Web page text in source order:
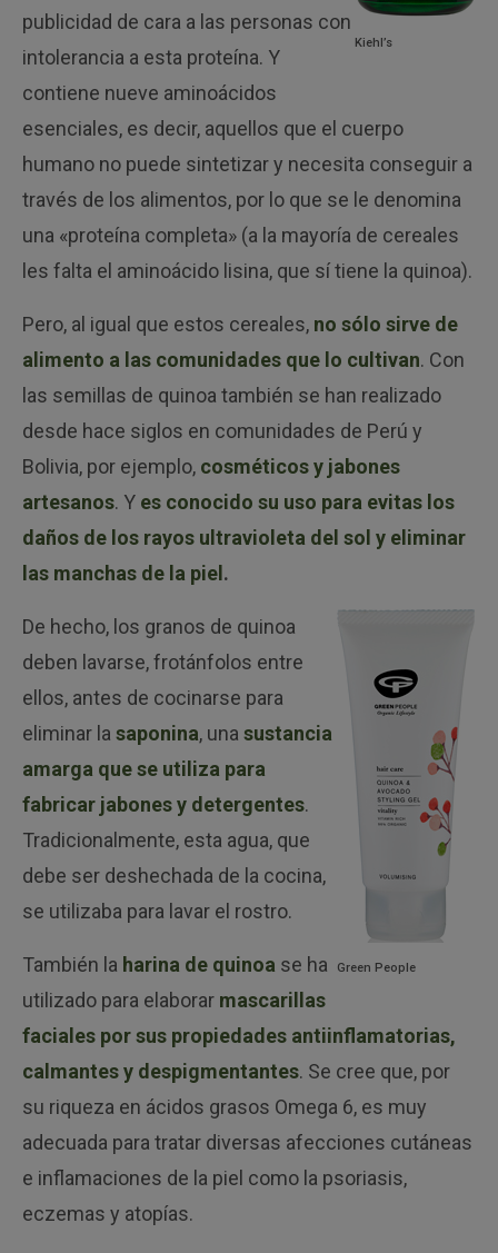
Kiehl’s
publicidad de cara a las personas con
intolerancia a esta proteína. Y
contiene nueve aminoácidos
esenciales, es decir, aquellos que el cuerpo
humano no puede sintetizar y necesita conseguir a
través de los alimentos, por lo que se le denomina
una «proteína completa» (a la mayoría de cereales
les falta el aminoácido lisina, que sí tiene la quinoa).
Pero, al igual que estos cereales, no sólo sirve de
alimento a las comunidades que lo cultivan. Con
las semillas de quinoa también se han realizado
desde hace siglos en comunidades de Perú y
Bolivia, por ejemplo, cosméticos y jabones
artesanos. Y es conocido su uso para evitas los
daños de los rayos ultravioleta del sol y eliminar
las manchas de la piel .
Green People
De hecho, los granos de quinoa
deben lavarse, frotánfolos entre
ellos, antes de cocinarse para
eliminar lasaponina, unasustancia
amarga que se utiliza para
fabricar jabones y detergentes.
Tradicionalmente, esta agua, que
debe ser deshechada de la cocina,
se utilizaba para lavar el rostro.
También la harina de quinoa se ha
utilizado para elaborar mascarillas
faciales por sus propiedades antiinflamatorias,
calmantes y despigmentantes. Se cree que, por
su riqueza en ácidos grasos Omega 6, es muy
adecuada para tratar diversas afecciones cutáneas
e inflamaciones de la piel como la psoriasis,
eczemas y atopías.